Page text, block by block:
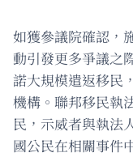
如獲參議院確認，
動引發更多爭議之
諾大規模遣返移民
機構。聯邦移民執
民，示威者與執法
國公民在相關事件